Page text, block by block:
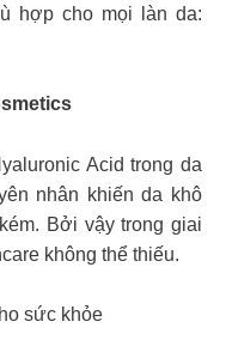
hợp cho mọi làn da:
Acid trong da
nhân khiến da khô
Bởi vậy trong giai
không thể thiếu.
sức khỏe